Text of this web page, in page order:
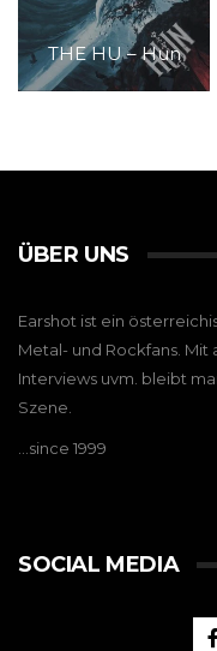
THE HU – Hun
ÜBER UNS
Earshot ist ein
Metal- und Rockfans. Mit
Interviews uvm. bleibt
Szene.
…since 1999
SOCIAL MEDIA